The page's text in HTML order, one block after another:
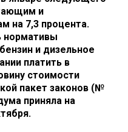
и
на 7,3 процента.
нормативы
и дизельное
платить в
стоимости
пакет законов (№
приняла на